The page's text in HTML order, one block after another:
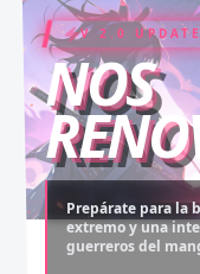
V 2.0 UPDATE
NOS
Prepárate para la
extremo y una
guerreros del
COIN RUSH
Desbloquea
y accede al
ELITE PASS
Asciende al rango
descargas